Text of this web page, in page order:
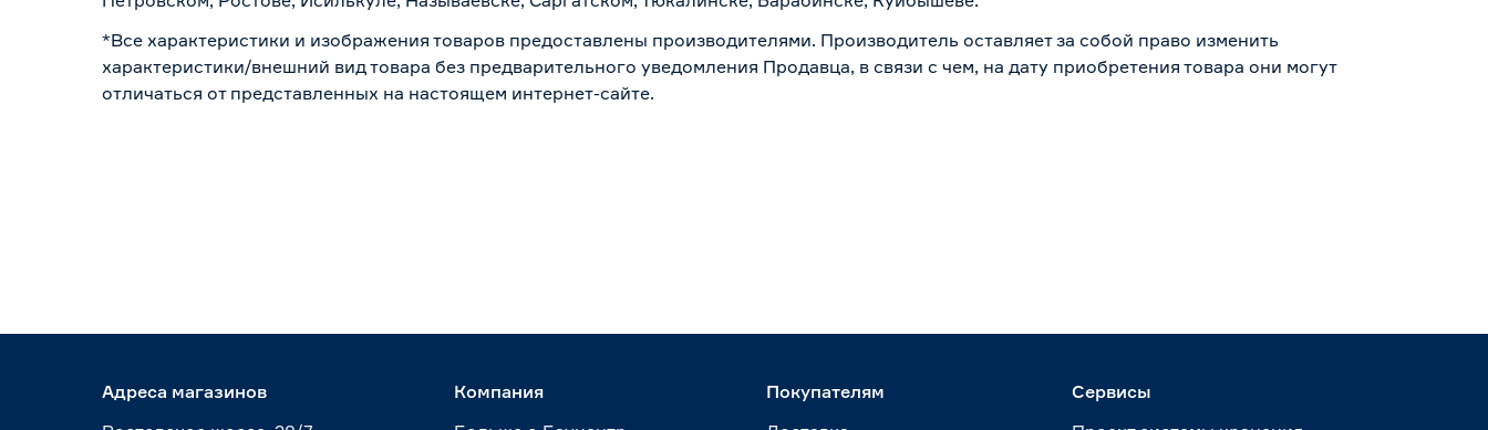
*Все характеристики и изображения товаров предоставлены производителями. Производитель оставляет за собой право изменить
характеристики/внешний вид товара без предварительного уведомления Продавца, в связи с чем, на дату приобретения товара они могут
отличаться от представленных на настоящем интернет-сайте.
Адреса магазинов
Компания
Покупателям
Сервисы